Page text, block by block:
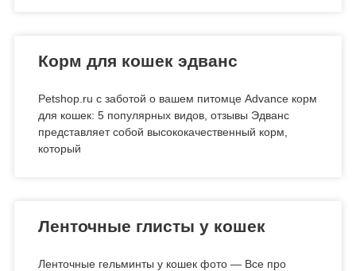
Корм для кошек эдванс
Petshop.ru с заботой о вашем питомце Advance корм
для кошек: 5 популярных видов, отзывы Эдванс
представляет собой высококачественный корм,
который
Ленточные глисты у кошек
Ленточные гельминты у кошек фото — Все про